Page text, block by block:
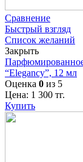
Сравнение
Быстрый взгляд
Список желаний
Закрыть
“Elegancy”, 12 мл
Оценка 0 из 5
Цена: 1 300 тг.
Купить